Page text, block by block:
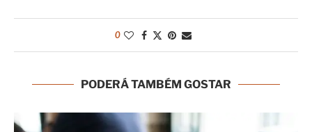
0
PODERÁ TAMBÉM GOSTAR